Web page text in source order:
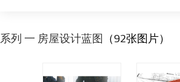
系列 一 房屋设计蓝图 （92张图片）